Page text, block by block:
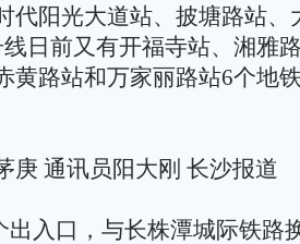
代阳光大道站、披塘路站、
日前又有开福寺站、湘雅
黄路站和万家丽路站6个地
通讯员阳大刚 长沙报道
入口，与长株潭城际铁路